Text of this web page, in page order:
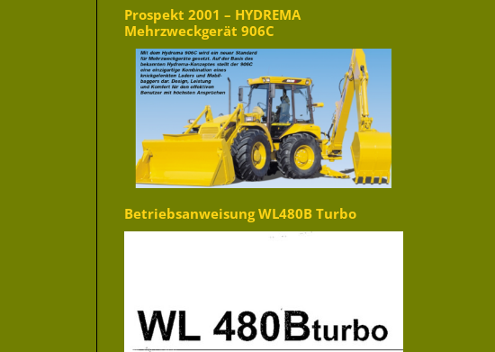
Prospekt 2001 – HYDREMA
Mehrzweckgerät 906C
Betriebsanweisung WL480B Turbo